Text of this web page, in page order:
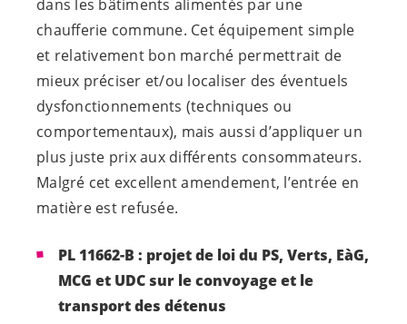
dans les bâtiments alimentés par une
chaufferie commune. Cet équipement simple
et relativement bon marché permettrait de
mieux préciser et/ou localiser des éventuels
dysfonctionnements (techniques ou
comportementaux), mais aussi d’appliquer un
plus juste prix aux différents consommateurs.
Malgré cet excellent amendement, l’entrée en
matière est refusée.
PL 11662-B : projet de loi du PS, Verts, EàG,
MCG et UDC sur le convoyage et le
transport des détenus